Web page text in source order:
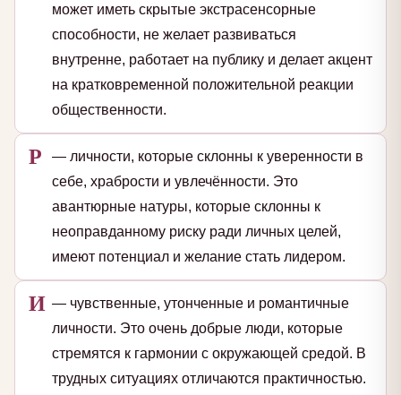
может иметь скрытые экстрасенсорные
способности, не желает развиваться
внутренне, работает на публику и делает акцент
на кратковременной положительной реакции
общественности.
Р
— личности, которые склонны к уверенности в
себе, храбрости и увлечённости. Это
авантюрные натуры, которые склонны к
неоправданному риску ради личных целей,
имеют потенциал и желание стать лидером.
И — чувственные, утонченные и романтичные
личности. Это очень добрые люди, которые
стремятся к гармонии с окружающей средой. В
трудных ситуациях отличаются практичностью.